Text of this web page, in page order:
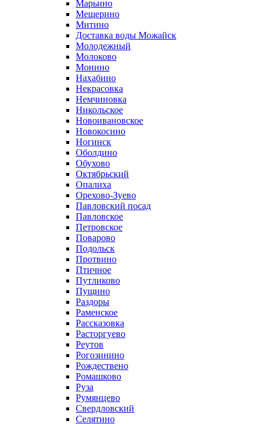
Марьино
Мещерино
Митино
Доставка воды Можайск
Молодежный
Молоково
Монино
Нахабино
Некрасовка
Немчиновка
Никольское
Новоивановское
Новокосино
Ногинск
Оболдино
Обухово
Октябрьский
Опалиха
Орехово-Зуево
Павловский посад
Павловское
Петровское
Поварово
Подольск
Протвино
Птичное
Путликово
Пущино
Раздоры
Раменское
Рассказовка
Расторгуево
Реутов
Рогозинино
Рождествено
Ромашково
Руза
Румянцево
Свердловский
Селятино